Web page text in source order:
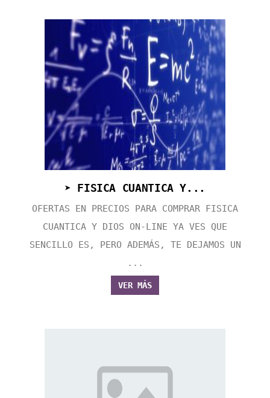
➤ FISICA CUANTICA Y...
OFERTAS EN PRECIOS PARA COMPRAR FISICA
CUANTICA Y DIOS ON-LINE YA VES QUE
SENCILLO ES, PERO ADEMÁS, TE DEJAMOS UN
...
VER MÁS